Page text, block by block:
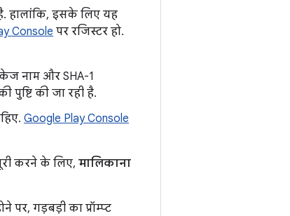
हालांकि, इसके लिए यह
Console पर रजिस्टर हो.
नाम और SHA-1
पुष्टि की जा रही है.
Google Play Console
करने के लिए, मालिकाना
पर, गड़बड़ी का प्रॉम्प्ट